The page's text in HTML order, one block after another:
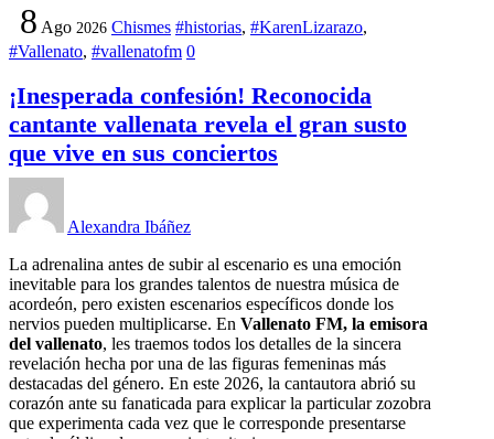
8 Ago 2026 Chismes #historias, #KarenLizarazo,
#Vallenato, #vallenatofm 0
¡Inesperada confesión! Reconocida
cantante vallenata revela el gran susto
que vive en sus conciertos
Alexandra Ibáñez
La adrenalina antes de subir al escenario es una emoción
inevitable para los grandes talentos de nuestra música de
acordeón, pero existen escenarios específicos donde los
nervios pueden multiplicarse. En Vallenato FM, la emisora
del vallenato, les traemos todos los detalles de la sincera
revelación hecha por una de las figuras femeninas más
destacadas del género. En este 2026, la cantautora abrió su
corazón ante su fanaticada para explicar la particular zozobra
que experimenta cada vez que le corresponde presentarse